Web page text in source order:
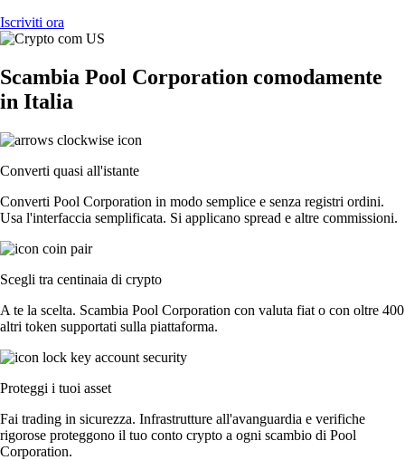
Iscriviti ora
Scambia Pool Corporation comodamente
in Italia
Converti quasi all'istante
Converti Pool Corporation in modo semplice e senza registri ordini.
Usa l'interfaccia semplificata. Si applicano spread e altre commissioni.
Scegli tra centinaia di crypto
A te la scelta. Scambia Pool Corporation con valuta fiat o con oltre 400
altri token supportati sulla piattaforma.
Proteggi i tuoi asset
Fai trading in sicurezza. Infrastrutture all'avanguardia e verifiche
rigorose proteggono il tuo conto crypto a ogni scambio di Pool
Corporation.